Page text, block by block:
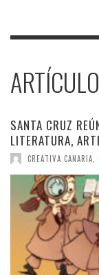
SANTA CRUZ
LITERATURA,
CREATIVA CANARIA,